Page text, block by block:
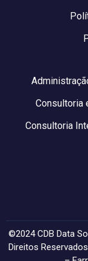
Consultoria
Consultoria
©2024 CDB Data
Direitos